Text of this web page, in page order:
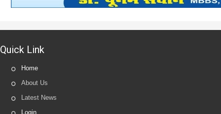
Quick Link
Home
About Us
Latest News
Login